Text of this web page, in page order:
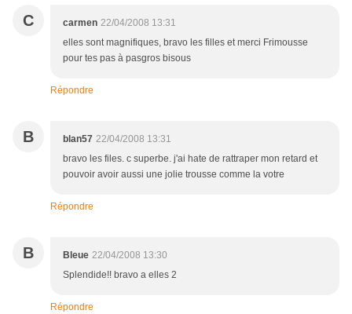
C carmen 22/04/2008 13:31
elles sont magnifiques, bravo les filles et merci Frimousse
pour tes pas à pasgros bisous
Répondre
B blan57 22/04/2008 13:31
bravo les files. c superbe. j'ai hate de rattraper mon retard et
pouvoir avoir aussi une jolie trousse comme la votre
Répondre
B Bleue 22/04/2008 13:30
Splendide!! bravo a elles 2
Répondre